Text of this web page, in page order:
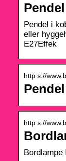
Pendel i
eller
E27Effek
http s://
http s://
Bordlampe